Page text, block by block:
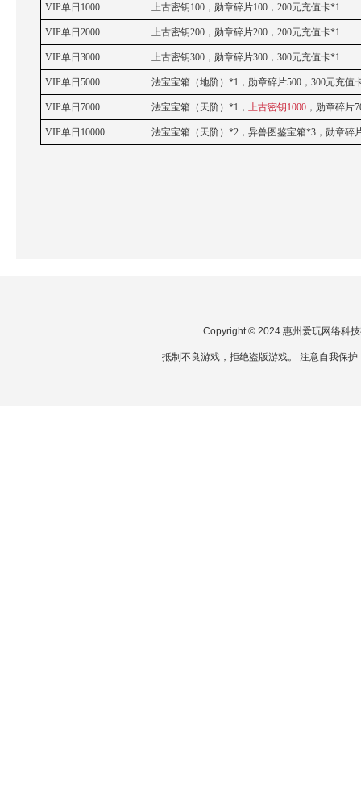
VIP单日1000 上古密钥100，勋章碎片100，200元充值卡*1
VIP单日2000 上古密钥200，勋章碎片200，200元充值卡*1
VIP单日3000 上古密钥300，勋章碎片300，300元充值卡*1
VIP单日5000 法宝宝箱（地阶）*1，勋章碎片500，300元充值
VIP单日7000 法宝宝箱（天阶）*1， 上古密钥1000 ，勋章碎片
VIP单日10000 法宝宝箱（天阶）*2，异兽图鉴宝箱*3，勋章碎
Copyright © 2024 惠州爱玩网络科
抵制不良游戏，拒绝盗版游戏。 注意自我保